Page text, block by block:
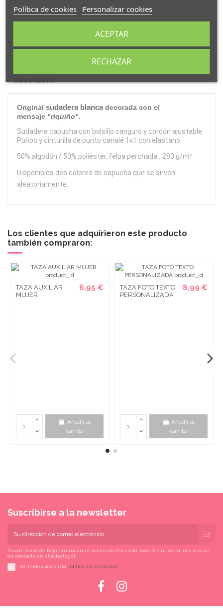
Detalles del producto
Reseñas(0)
Original sudadera blanca decorada con el
mensaje "riquiño".
Sudadera capucha con bolsillo canguro y cordón ajustable.
Puños y cinturilla de punto canalé 1x1 con elastano.
50% algodón / 50% poliéster, felpa perchada , 280 g/m²
Disponibles dos colores de capucha que se sirven
aleatoriamente.
Los clientes que adquirieron este producto
también compraron:
TAZA AUXILIAR
MUJER
6,95 €
Añadir al
carrito
TAZA FOTO TEXTO
PERSONALIZADA
8,99 €
Añadir al
carrito
Suscribirse a la newsletter
Puede darse de baja en cualquier momento. Para ello, consulte nuestra información
de contacto en el aviso legal.
He leído y acepto la política de privacidad
Política de cookies Personalizar cookies
RECHAZAR
ACEPTAR